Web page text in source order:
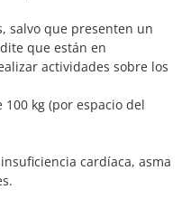
salvo que presenten un
que están en
actividades sobre los
100 kg (por espacio del
cardíaca, asma